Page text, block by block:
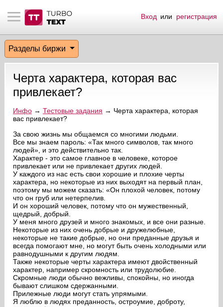
материалы
биржи
пользователи
эфир
на сайте
пользователей
сообщения
по форуму
Вход или регистрация
Разделы биржи
Черта характера, которая вас
привлекает?
Инфо→ Тестовые задания → Черта характера, которая
вас привлекает?
За свою жизнь мы общаемся со многими людьми.
Все мы знаем пароль: «Так много символов, так много
людей», и это действительно так.
Характер - это самое главное в человеке, которое
привлекает или не привлекает других людей.
У каждого из нас есть свои хорошие и плохие черты
характера, но некоторые из них выходят на первый план,
поэтому мы можем сказать: «Он плохой человек, потому
что он груб или нетерпелив.
И он хороший человек, потому что он мужественный,
щедрый, добрый.
У меня много друзей и много знакомых, и все они разные.
Некоторые из них очень добрые и дружелюбные,
некоторые не такие добрые, но они преданные друзья и
всегда помогают мне, но могут быть очень холодными или
равнодушными к другим людям.
Также некоторые черты характера имеют двойственный
характер, например скромность или трудолюбие.
Скромные люди обычно вежливы, спокойны, но иногда
бывают слишком сдержанными.
Прилежные люди могут стать упрямыми.
Я люблю в людях преданность, остроумие, доброту,